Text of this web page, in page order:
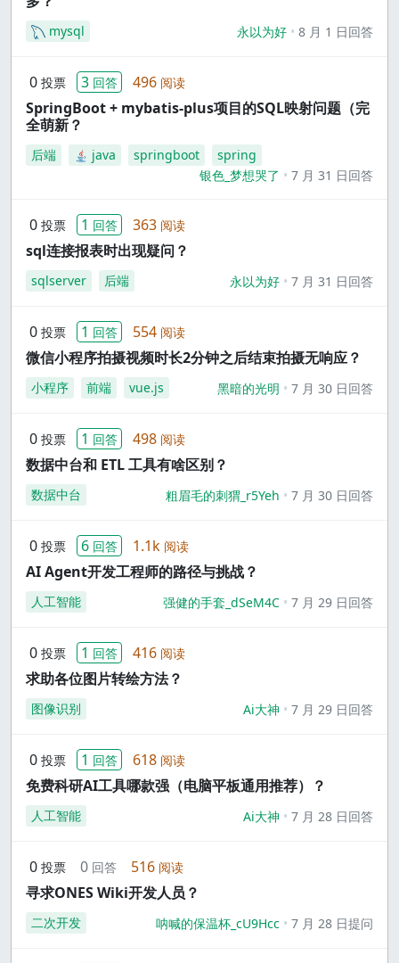
mysql 永以为好 8 月 1 日回答
0 投票 3 回答 496 阅读
SpringBoot + mybatis-plus项目的SQL映射问题（完
全萌新？
后端 java springboot
spring
银色_梦想哭了
7 月 31 日回答
0 投票 1 回答 363 阅读
sql连接报表时出现疑问？
sqlserver 后端 永以为好 7 月 31 日回答
0 投票 1 回答 554 阅读
微信小程序拍摄视频时长2分钟之后结束拍摄无响应？
小程序 前端 vue.js 黑暗的光明 7 月 30 日回答
0 投票 1 回答 498 阅读
数据中台和 ETL 工具有啥区别？
数据中台 粗眉毛的刺猬_r5Yeh 7 月 30 日回答
0 投票 6 回答 1.1k 阅读
AI Agent开发工程师的路径与挑战？
人工智能 强健的手套_dSeM4C 7 月 29 日回答
0 投票 1 回答 416 阅读
求助各位图片转绘方法？
图像识别 Ai大神 7 月 29 日回答
0 投票 1 回答 618 阅读
免费科研AI工具哪款强（电脑平板通用推荐）？
人工智能 Ai大神 7 月 28 日回答
0 投票 0 回答 516 阅读
寻求ONES Wiki开发人员？
二次开发 呐喊的保温杯_cU9Hcc 7 月 28 日提问